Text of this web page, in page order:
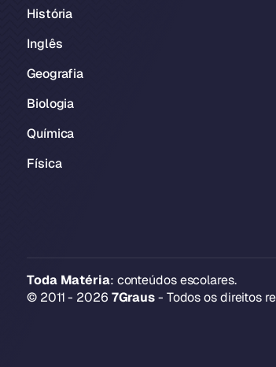
História
Inglês
Geografia
Biologia
Química
Física
Toda Matéria: conteúdos escolares.
© 2011 - 2026 7Graus- Todos os direitos